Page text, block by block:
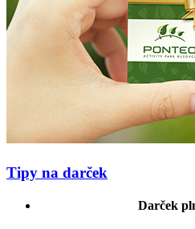
Tipy na darček
Darček